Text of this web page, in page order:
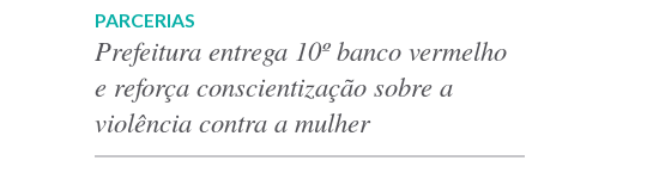
PARCERIAS
Prefeitura entrega 10º banco vermelho
e reforça conscientização sobre a
violência contra a mulher